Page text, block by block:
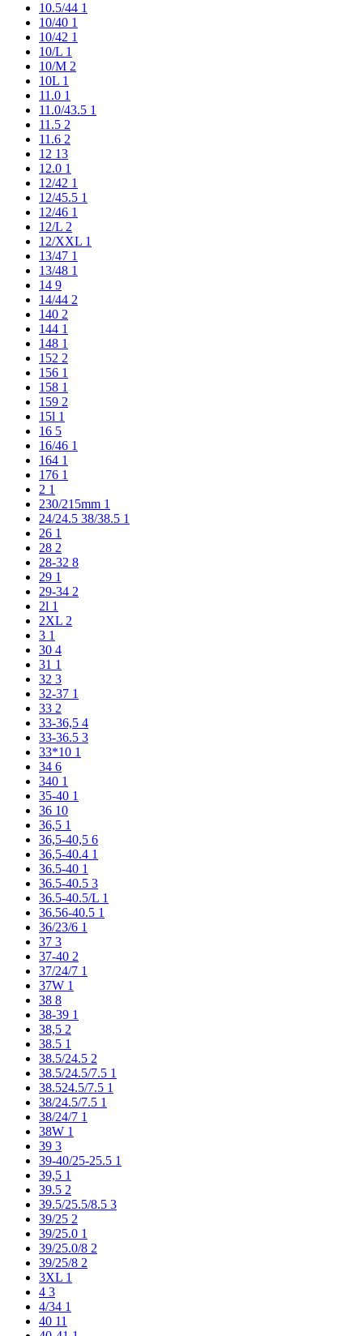
10.5/44 1
10/40 1
10/42 1
10/L 1
10/M 2
10L 1
11.0 1
11.0/43.5 1
11.5 2
11.6 2
12 13
12.0 1
12/42 1
12/45.5 1
12/46 1
12/L 2
12/XXL 1
13/47 1
13/48 1
14 9
14/44 2
140 2
144 1
148 1
152 2
156 1
158 1
159 2
15l 1
16 5
16/46 1
164 1
176 1
2 1
230/215mm 1
24/24.5 38/38.5 1
26 1
28 2
28-32 8
29 1
29-34 2
2l 1
2XL 2
3 1
30 4
31 1
32 3
32-37 1
33 2
33-36,5 4
33-36.5 3
33*10 1
34 6
340 1
35-40 1
36 10
36,5 1
36,5-40,5 6
36,5-40.4 1
36.5-40 1
36.5-40.5 3
36.5-40.5/L 1
36.56-40.5 1
36/23/6 1
37 3
37-40 2
37/24/7 1
37W 1
38 8
38-39 1
38,5 2
38.5 1
38.5/24.5 2
38.5/24.5/7.5 1
38.524.5/7.5 1
38/24.5/7.5 1
38/24/7 1
38W 1
39 3
39-40/25-25.5 1
39,5 1
39.5 2
39.5/25.5/8.5 3
39/25 2
39/25.0 1
39/25.0/8 2
39/25/8 2
3XL 1
4 3
4/34 1
40 11